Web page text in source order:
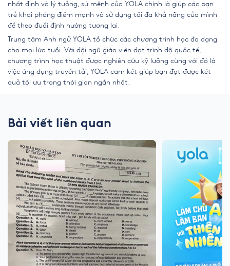
nhất định và lý tưởng, sứ mệnh của YOLA chính là giúp các bạn
trẻ khai phóng điểm mạnh và sử dụng tối đa khả năng của mình
để theo đuổi định hướng tương lai.
Trung tâm Anh ngữ YOLA tổ chức các chương trình học đa dạng
cho mọi lứa tuổi. Với đội ngũ giáo viên đạt trình độ quốc tế,
chương trình học thuật được nghiên cứu kỹ lưỡng cùng với đó là
việc ứng dụng truyền tải, YOLA cam kết giúp bạn đạt được kết
quả tối ưu trong thời gian ngắn nhất.
Bài viết liên quan